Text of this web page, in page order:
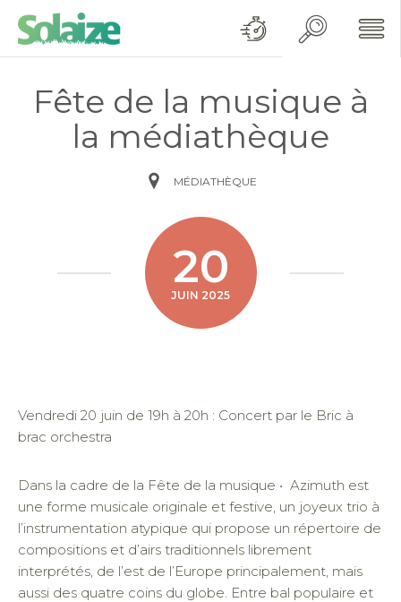
Fête de la musique à
la médiathèque
MÉDIATHÈQUE
20
JUIN 2025
Vendredi 20 juin de 19h à 20h : Concert par le Bric à
brac orchestra
Dans la cadre de la Fête de la musique • Azimuth est
une forme musicale originale et festive, un joyeux trio à
l’instrumentation atypique qui propose un répertoire de
compositions et d’airs traditionnels librement
interprétés, de l’est de l’Europe principalement, mais
aussi des quatre coins du globe. Entre bal populaire et